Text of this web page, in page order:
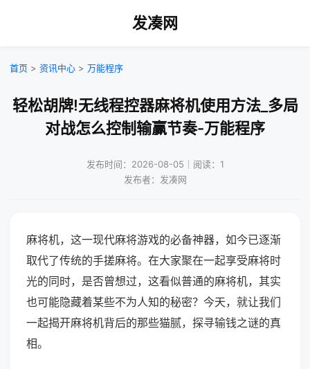
发凑网
首页 > 资讯中心 > 万能程序
轻松胡牌!无线程控器麻将机使用方法_多局
对战怎么控制输赢节奏-万能程序
发布时间：2026-08-05｜阅读：1
发布者：发凑网
麻将机，这一现代麻将游戏的必备神器，如今已逐渐
取代了传统的手搓麻将。在大家聚在一起享受麻将时
光的同时，是否曾想过，这看似普通的麻将机，其实
也可能隐藏着某些不为人知的秘密？今天，就让我们
一起揭开麻将机背后的那些猫腻，探寻输钱之谜的真
相。